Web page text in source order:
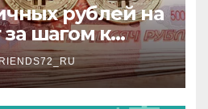
рублей на
шагом к